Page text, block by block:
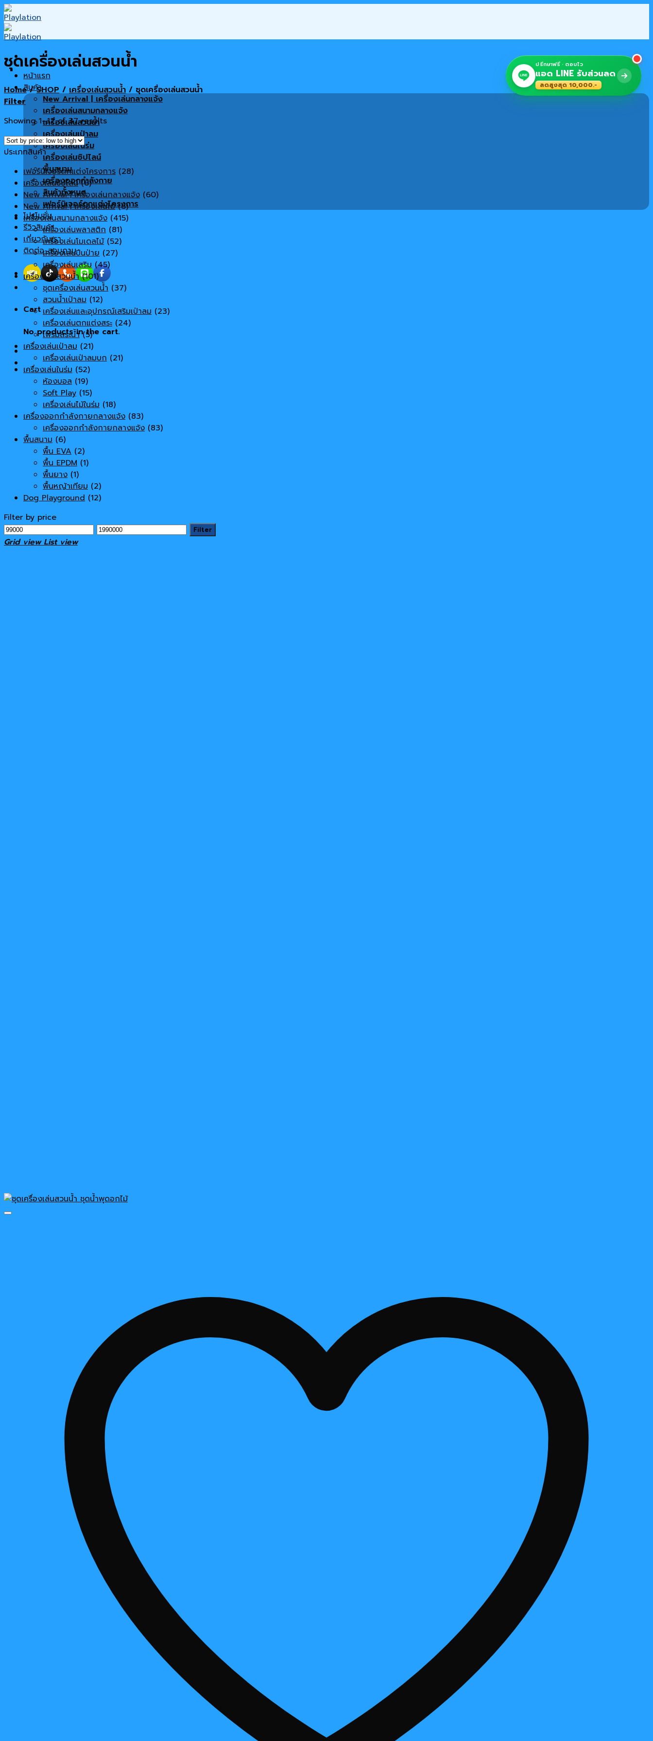
Skip
to
content
หน้าแรก
สินค้า
New Arrival | เครื่องเล่นกลางแจ้ง
เครื่องเล่นสนามกลางแจ้ง
เครื่องเล่นสวนน้ำ
เครื่องเล่นเป่าลม
เครื่องเล่นในร่ม
เครื่องเล่นซิปไลน์
พื้นสนาม
เครื่องออกกำลังกาย
สินค้าทั้งหมด
เฟอร์นิเจอร์ตกแต่งโครงการ
โปรโมชั่น
รีวิวสินค้า
เกี่ยวกับเรา
ติดต่อ-สอบถาม
Cart
No products in the cart.
ชุดเครื่องเล่นสวนน้ำ
Home / SHOP / เครื่องเล่นสวนน้ำ / ชุดเครื่องเล่นสวนน้ำ
Filter
Showing 1–12 of 37 results
ประเภทสินค้า
เฟอร์นิเจอร์ตกแต่งโครงการ (28)
เครื่องเล่นซิปไลน์ (6)
New Arrival | เครื่องเล่นกลางแจ้ง (60)
New Arrival | เครื่องเล่นไม้ (6)
เครื่องเล่นสนามกลางแจ้ง (415)
เครื่องเล่นพลาสติก (81)
เครื่องเล่นโมเดลไม้ (52)
เครื่องเล่นปีนป่าย (27)
เครื่องเล่นเสริม (45)
เครื่องเล่นสวนน้ำ (101)
ชุดเครื่องเล่นสวนน้ำ (37)
สวนน้ำเป่าลม (12)
เครื่องเล่นและอุปกรณ์เสริมเป่าลม (23)
เครื่องเล่นตกแต่งสระ (24)
เฟรมสระน้ำ (5)
เครื่องเล่นเป่าลม (21)
เครื่องเล่นเป่าลมบก (21)
เครื่องเล่นในร่ม (52)
ห้องบอล (19)
Soft Play (15)
เครื่องเล่นไม้ในร่ม (18)
เครื่องออกกำลังกายกลางแจ้ง (83)
เครื่องออกกำลังกายกลางแจ้ง (83)
พื้นสนาม (6)
พื้น EVA (2)
พื้น EPDM (1)
พื้นยาง (1)
พื้นหญ้าเทียม (2)
Dog Playground (12)
Filter by price
Min
price
Max
Filter
Grid view List view
LINE
ปรึกษาฟรี · ตอบไว
แอด LINE รับส่วนลด
ลดสูงสุด 10,000.-